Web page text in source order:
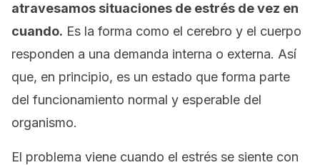
atravesamos situaciones de estrés de vez en
cuando. Es la forma como el cerebro y el cuerpo
responden a una demanda interna o externa. Así
que, en principio, es un estado que forma parte
del funcionamiento normal y esperable del
organismo.
El problema viene cuando el estrés se siente con